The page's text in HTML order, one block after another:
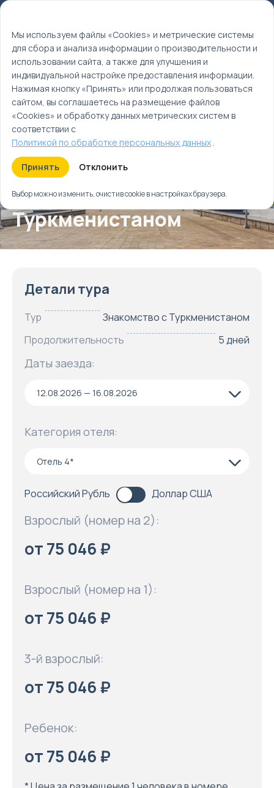
Главная
Туры
Знакомство с Туркменистаном
Знакомство с
Туркменистаном
Детали тура
Тур
Знакомство с Туркменистаном
Продолжительность
5 дней
Даты заезда:
12.08.2026 — 16.08.2026
Категория отеля:
Отель 4*
Российский Рубль Доллар США
Взрослый (номер на 2):
от 75 046 ₽
Взрослый (номер на 1):
от 75 046 ₽
3-й взрослый:
от 75 046 ₽
Ребенок:
от 75 046 ₽
Мы используем файлы «Cookies» и метрические системы
для сбора и анализа информации о производительности и
использовании сайта, а также для улучшения и
индивидуальной настройке предоставления информации.
Нажимая кнопку «Принять» или продолжая пользоваться
сайтом, вы соглашаетесь на размещение файлов
«Cookies» и обработку данных метрических систем в
соответствии с
Политикой по обработке персональных данных.
Принять Отклонить
Выбор можно изменить, очистив cookie в настройках браузера.